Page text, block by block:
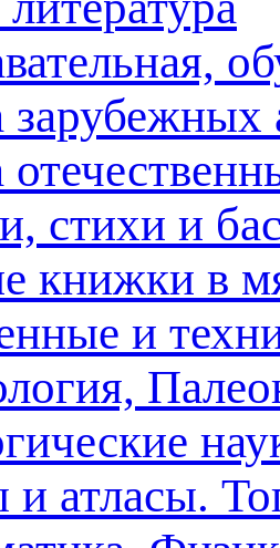
зарубежных
стихи и
книжки в
и
и атласы.